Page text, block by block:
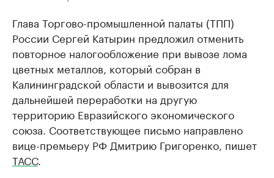
Глава Торгово-промышленной палаты (ТПП)
России Сергей Катырин предложил отменить
повторное налогообложение при вывозе лома
цветных металлов, который собран в
Калининградской области и вывозится для
дальнейшей переработки на другую
территорию Евразийского экономического
союза. Соответствующее письмо направлено
вице-премьеру РФ Дмитрию Григоренко, пишет
ТАСС.